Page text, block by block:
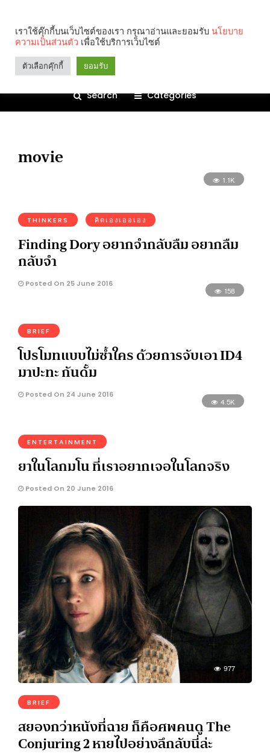
Search Categories
movie
1.1K
THINKERS คิดเองเออเอง
Finding Dory อยากจำกลับลืม อยากลืม
กลับจำ
Posted On 25 June 2016
158
BRIEF
โปรโมทแบบไม่ซ้ำใคร ด้วยการจับเอา ID4
มาปะทะ กันดั้ม
Posted On 24 June 2016
4.5K
ENTERTAINMENT
ยาในโลกมโน ที่เราอยากเจอในโลกจริง
Posted On 20 June 2016
977
BRIEF
สยองกว่าหนังที่ฉาย ก็คือศพคนดู The
Conjuring 2 หายไปอย่างลึกลับนี่ล่ะ
เราใช้คุ๊กกี้บนเว็บไซต์ของเรา กรุณาอ่านและยอมรับ นโยบาย
ความเป็นส่วนตัว เพื่อใช้บริการเว็บไซต์
ตัวเลือกคุ๊กกี้ ยอมรับ